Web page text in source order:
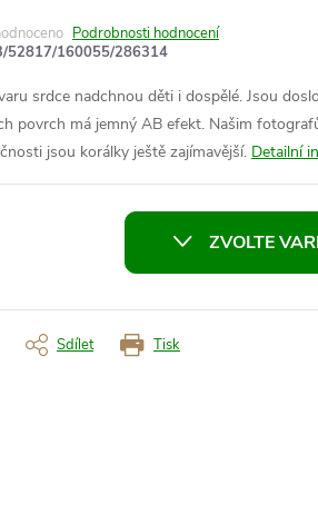
Podrobnosti hodnocení
52817/160055/286314
srdce nadchnou děti i dospělé. Jsou
povrch má jemný AB efekt. Našim
jsou korálky ještě zajímavější. Detailní
ZVOLTE
Tisk
Sdílet